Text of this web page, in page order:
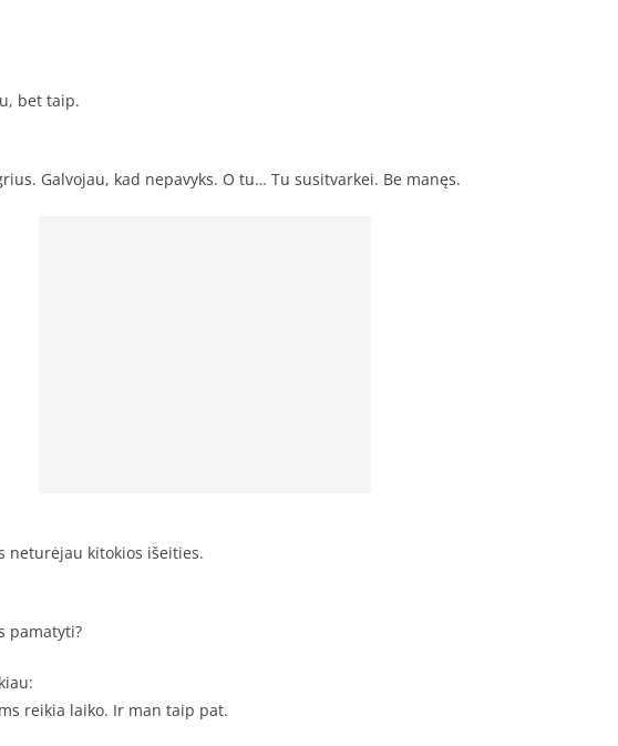
bet taip.
Galvojau, kad nepavyks. O tu… Tu susitvarkei. Be manęs.
neturėjau kitokios išeities.
pamatyti?
reikia laiko. Ir man taip pat.